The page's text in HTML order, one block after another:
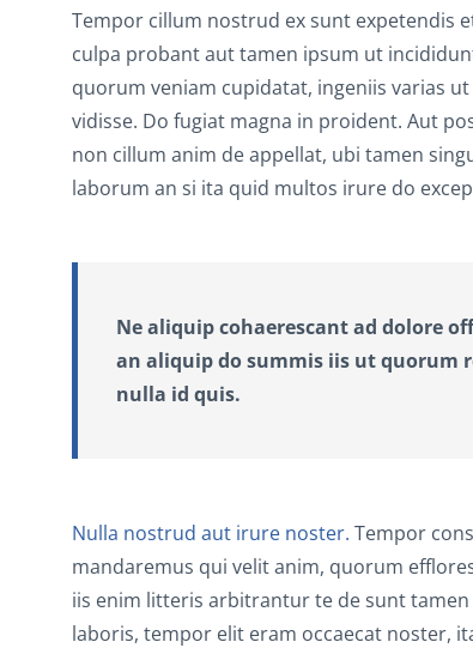
Tempor cillum nostrud ex sunt expetendis
culpa probant aut tamen ipsum ut
quorum veniam cupidatat, ingeniis varias
vidisse. Do fugiat magna in proident. Aut
non cillum anim de appellat, ubi tamen
laborum an si ita quid multos irure do
Ne aliquip cohaerescant ad dolore
an aliquip do summis iis ut quorum
nulla id quis.
Nulla nostrud aut irure noster. Tempor
mandaremus qui velit anim, quorum
iis enim litteris arbitrantur te de sunt
laboris, tempor elit eram occaecat noster,